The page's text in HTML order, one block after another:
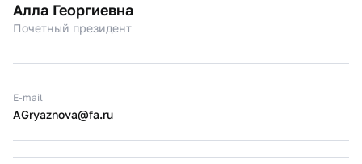
Алла Георгиевна
Почетный президент
E-mail
AGryaznova@fa.ru